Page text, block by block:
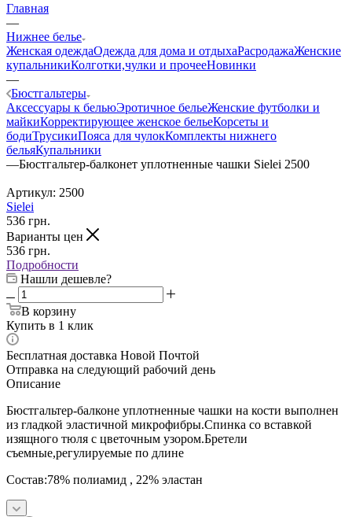
Главная
—
Нижнее белье
Женская одеждаОдежда для дома и отдыхаРасродажаЖенские
купальникиКолготки,чулки и прочееНовинки
—
Бюстгальтеры
Аксессуары к бельюЭротичное бельеЖенские футболки и
майкиКорректирующее женское бельеКорсеты и
бодиТрусикиПояса для чулокКомплекты нижнего
бельяКупальники
—Бюстгальтер-балконет уплотненные чашки Sielei 2500
Артикул: 2500
Sielei
536 грн.
Варианты цен
536 грн.
Подробности
Нашли дешевле?
В корзину
Купить в 1 клик
Бесплатная доставка Новой Почтой
Отправка на следующий рабочий день
Описание
Бюстгальтер-балконе уплотненные чашки на кости выполнен
из гладкой эластичной микрофибры.Спинка со вставкой
изящного тюля с цветочным узором.Бретели
съемные,регулируемые по длине
Состав:78% полиамид , 22% эластан